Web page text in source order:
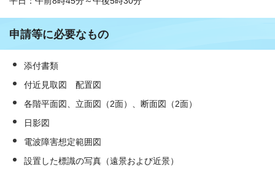
申請等に必要なもの
添付書類
付近見取図 配置図
各階平面図、立面図（2面）、断面図（2面）
日影図
電波障害想定範囲図
設置した標識の写真（遠景および近景）